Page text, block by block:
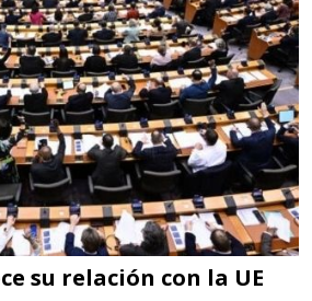
Jalisco
su relación con la UE